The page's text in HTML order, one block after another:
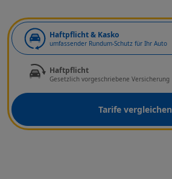
Haftpflicht & Kasko
umfassender Rundum-Schutz für Ihr Auto
Haftpflicht
Gesetzlich vorgeschriebene Versicherung
Tarife vergleichen